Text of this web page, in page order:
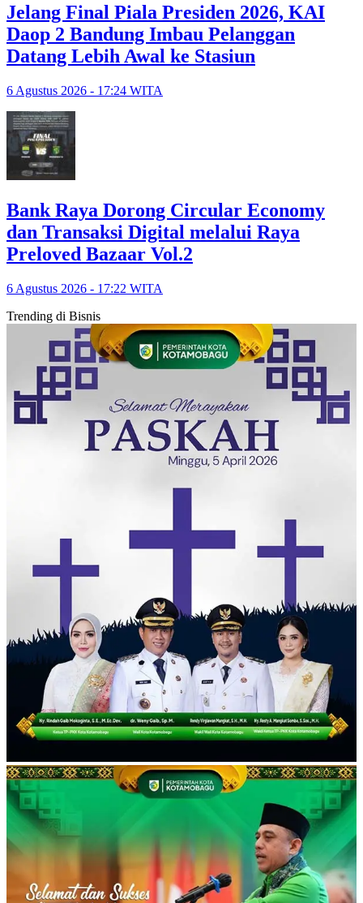
Jelang Final Piala Presiden 2026, KAI
Daop 2 Bandung Imbau Pelanggan
Datang Lebih Awal ke Stasiun
6 Agustus 2026 - 17:24 WITA
Bank Raya Dorong Circular Economy
dan Transaksi Digital melalui Raya
Preloved Bazaar Vol.2
6 Agustus 2026 - 17:22 WITA
Trending di Bisnis